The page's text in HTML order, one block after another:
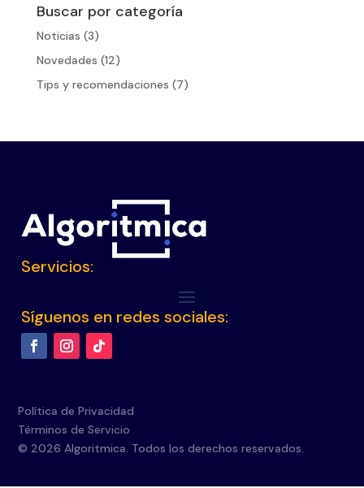
Buscar por categoría
Noticias (3)
Novedades (12)
Tips y recomendaciones (7)
Servicios:
Síguenos en redes sociales:
Política de Privacidad
Términos de Servicio
© 2026 Algoritmica. Todos los derechos reservados.